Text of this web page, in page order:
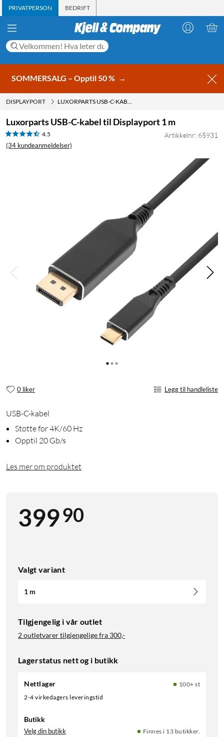
PRIVATPERSON BEDRIFT
SOMMERSALG – Opptil 50 % →
DISPLAYPORT LUXORPARTS USB-C-KABEL TIL DISPLAYPORT 1 M
Luxorparts USB-C-kabel til Displayport 1 m
4.5
(34 kundeanmeldelser)
Artikkelnr: 65931
0 liker Legg til handleliste
USB-C-kabel
Støtte for 4K/60 Hz
Opptil 20 Gb/s
Les mer om produktet
39990
Valgt variant
1 m
Tilgjengelig i vår outlet
2 outletvarer tilgjengelige fra 300,-
Lagerstatus nett og i butikk
Nettlager
100+ st
2-4 virkedagers leveringstid
Butikk
Velg din butikk Finnes i 13 butikker.